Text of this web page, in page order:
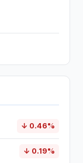
↓ 0.46%
↓ 0.19%